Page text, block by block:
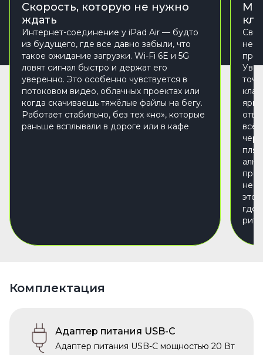
Скорость, которую не нужно
ждать
Интернет-соединение у iPad Air — будто
из будущего, где все давно забыли, что
такое ожидание загрузки. Wi-Fi 6E и 5G
ловят сигнал быстро и держат его
уверенно. Это особенно чувствуется в
потоковом видео, облачных проектах или
когда скачиваешь тяжёлые файлы на бегу.
Работает стабильно, без тех «но», которые
раньше всплывали в дороге или в кафе
не
всё
не
это
где
ритм
Комплектация
Адаптер питания USB-C
Адаптер питания USB-C мощностью 20 Вт